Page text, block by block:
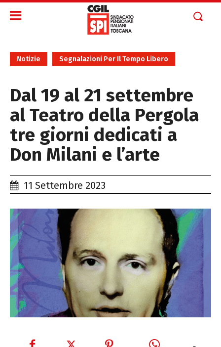
Notizie Segnalazioni Per Il Tempo Libero
Dal 19 al 21 settembre
al Teatro della Pergola
tre giorni dedicati a
Don Milani e l’arte
11 Settembre 2023